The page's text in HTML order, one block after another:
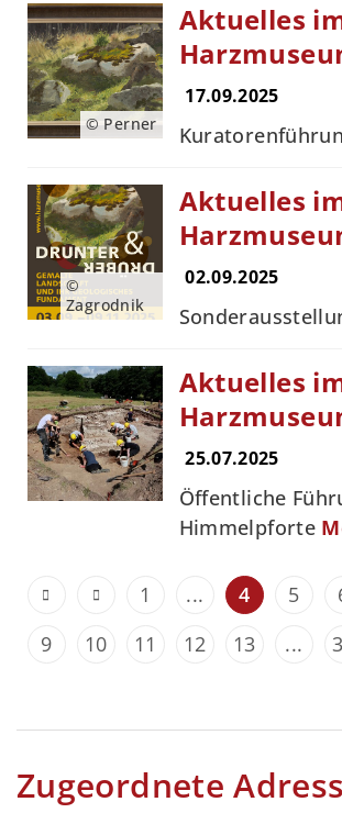
Aktuelles
17.09.2025
© Perner
Aktuelles
02.09.2025
©
Zagrodnik
Aktuelles
25.07.2025
Öffentliche
Himmelpforte
1 ... 4 5
9
10 11 12 13 ...
Zugeordnete